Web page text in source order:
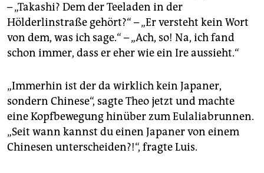
– „Takashi? Dem der Teeladen in der
Hölderlinstraße gehört?“ – „Er versteht kein Wort
von dem, was ich sage.“ – „Ach, so! Na, ich fand
schon immer, dass er eher wie ein Ire aussieht.“
„Immerhin ist der da wirklich kein Japaner,
sondern Chinese“, sagte Theo jetzt und machte
eine Kopfbewegung hinüber zum Eulaliabrunnen.
„Seit wann kannst du einen Japaner von einem
Chinesen unterscheiden?!“, fragte Luis.